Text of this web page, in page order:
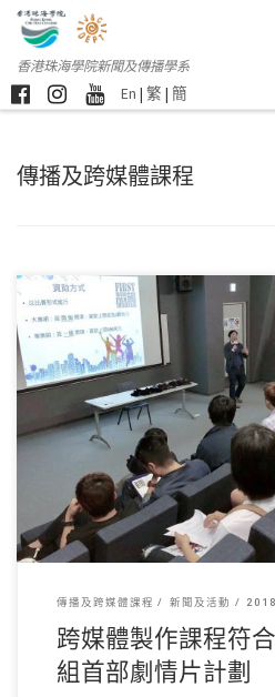
香港珠海學院新聞及傳播學系
En | 繁 | 簡
傳播及跨媒體課程
繼新聞及傳播學系跨媒 […]
傳播及跨媒體課程 新聞及活動 2018
跨媒體製作課程符
組首部劇情片計劃